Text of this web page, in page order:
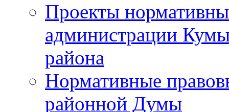
Проекты
администрации
района
Нормативные
районной Думы